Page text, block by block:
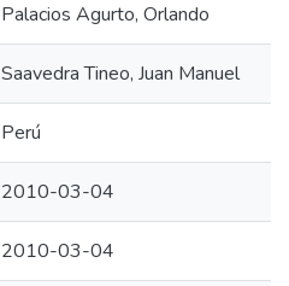
Palacios Agurto, Orlando
Saavedra Tineo, Juan Manuel
Perú
2010-03-04
2010-03-04